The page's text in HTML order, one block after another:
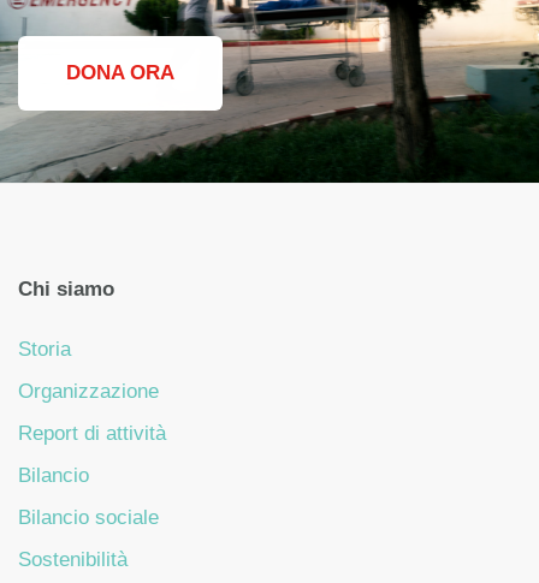
DONA ORA
Chi siamo
Storia
Organizzazione
Report di attività
Bilancio
Bilancio sociale
Sostenibilità